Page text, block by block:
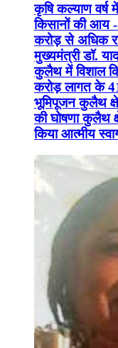
कृषि कल्याण वर्ष
किसानों की आय -
करोड़ से अधिक
मुख्यमंत्री डॉ.
कुलैथ में विशाल
करोड़ लागत के 41
भूमिपूजन कुलैथ
की घोषणा कुलैथ
किया आत्मीय